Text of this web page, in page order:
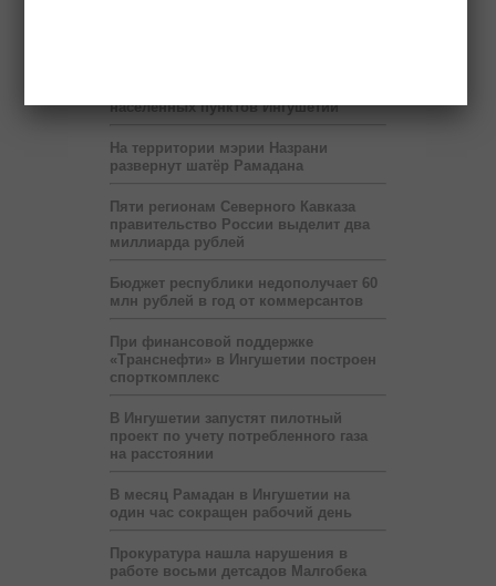
населённых пунктов Ингушетии
На территории мэрии Назрани
развернут шатёр Рамадана
Пяти регионам Северного Кавказа
правительство России выделит два
миллиарда рублей
Бюджет республики недополучает 60
млн рублей в год от коммерсантов
При финансовой поддержке
«Транснефти» в Ингушетии построен
спорткомплекс
В Ингушетии запустят пилотный
проект по учету потребленного газа
на расстоянии
В месяц Рамадан в Ингушетии на
один час сокращен рабочий день
Прокуратура нашла нарушения в
работе восьми детсадов Малгобека